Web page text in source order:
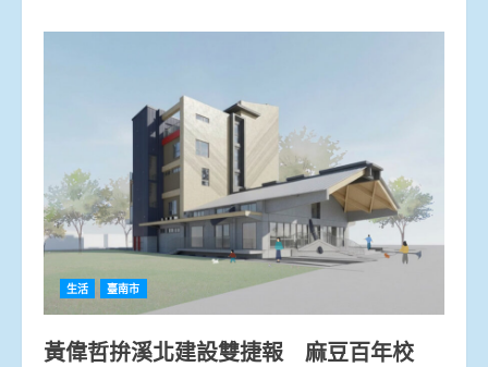
生活 臺南市
黃偉哲拚溪北建設雙捷報 麻豆百年校